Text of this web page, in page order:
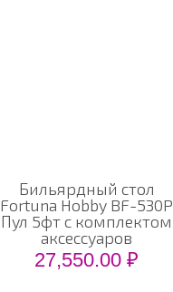
Бильярдный стол
Fortuna Hobby BF-530P
Пул 5фт с комплектом
аксессуаров
27,550.00₽